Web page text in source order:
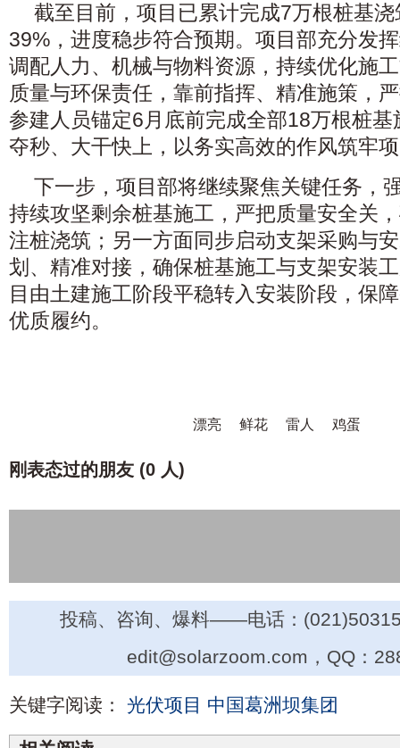
截至目前，项目已累计完成7万根桩基
39%，进度稳步符合预期。项目部充分发
调配人力、机械与物料资源，持续优化施
质量与环保责任，靠前指挥、精准施策，
参建人员锚定6月底前完成全部18万根桩
夺秒、大干快上，以务实高效的作风筑牢
下一步，项目部将继续聚焦关键任务，
持续攻坚剩余桩基施工，严把质量安全关
注桩浇筑；另一方面同步启动支架采购与
划、精准对接，确保桩基施工与支架安装
目由土建施工阶段平稳转入安装阶段，保
优质履约。
漂亮 鲜花 雷人 鸡蛋
刚表态过的朋友 (0 人)
投稿、咨询、爆料——电话：
edit@solarzoom.com，QQ：
关键字阅读： 光伏项目 中国葛洲坝集团